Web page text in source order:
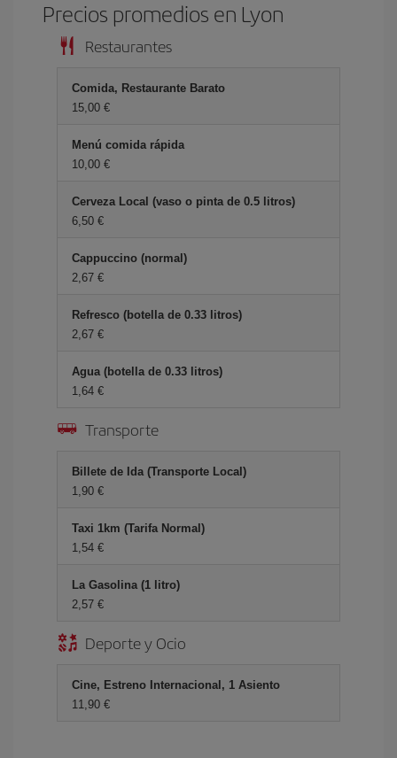
Precios promedios en Lyon
Restaurantes
Comida, Restaurante Barato
15,00 €
Menú comida rápida
10,00 €
Cerveza Local (vaso o pinta de 0.5 litros)
6,50 €
Cappuccino (normal)
2,67 €
Refresco (botella de 0.33 litros)
2,67 €
Agua (botella de 0.33 litros)
1,64 €
Transporte
Billete de Ida (Transporte Local)
1,90 €
Taxi 1km (Tarifa Normal)
1,54 €
La Gasolina (1 litro)
2,57 €
Deporte y Ocio
Cine, Estreno Internacional, 1 Asiento
11,90 €